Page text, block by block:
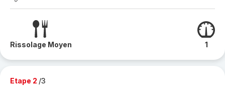
Rissolage Moyen 1
Etape 2 /3